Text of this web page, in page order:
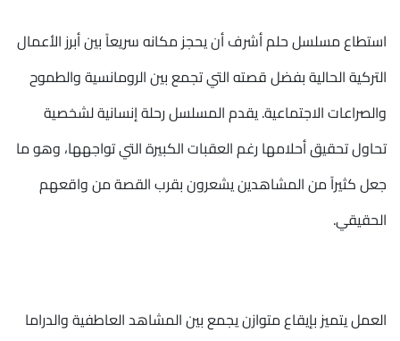
استطاع مسلسل حلم أشرف أن يحجز مكانه سريعاً بين أبرز الأعمال
التركية الحالية بفضل قصته التي تجمع بين الرومانسية والطموح
والصراعات الاجتماعية. يقدم المسلسل رحلة إنسانية لشخصية
تحاول تحقيق أحلامها رغم العقبات الكبيرة التي تواجهها، وهو ما
جعل كثيراً من المشاهدين يشعرون بقرب القصة من واقعهم
الحقيقي.
العمل يتميز بإيقاع متوازن يجمع بين المشاهد العاطفية والدراما